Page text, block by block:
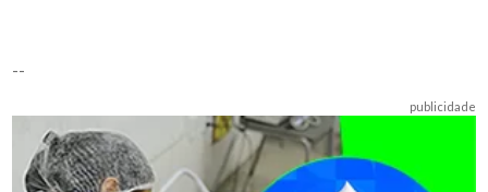
--
publicidade